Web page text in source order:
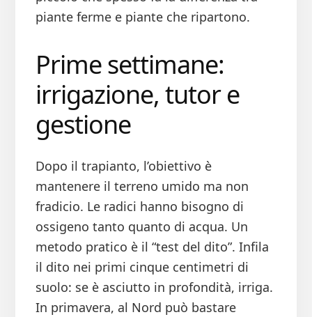
piante ferme e piante che ripartono.
Prime settimane:
irrigazione, tutor e
gestione
Dopo il trapianto, l’obiettivo è
mantenere il terreno umido ma non
fradicio. Le radici hanno bisogno di
ossigeno tanto quanto di acqua. Un
metodo pratico è il “test del dito”. Infila
il dito nei primi cinque centimetri di
suolo: se è asciutto in profondità, irriga.
In primavera, al Nord può bastare